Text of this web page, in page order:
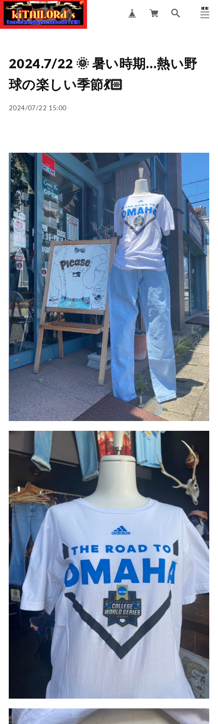
MENU
CLOSE
2024.7/22 🌞 暑い時期…熱い野
球の楽しい季節💃🏻
2024/07/22 15:00